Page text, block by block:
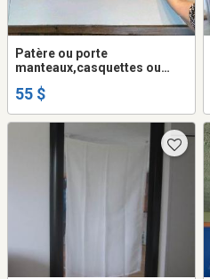
Patère ou porte
manteaux,casquettes ou
55 $